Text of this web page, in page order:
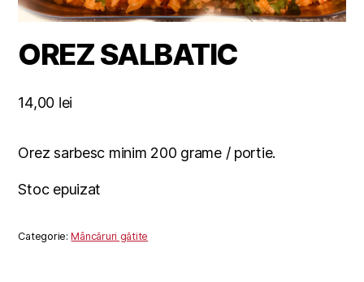
OREZ SALBATIC
14,00 lei
Orez sarbesc minim 200 grame / portie.
Stoc epuizat
Categorie:Mâncăruri gătite